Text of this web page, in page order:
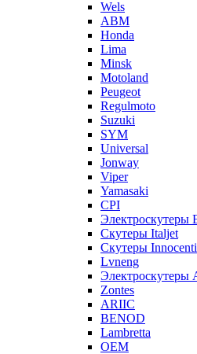
Wels
ABM
Honda
Lima
Minsk
Motoland
Peugeot
Regulmoto
Suzuki
SYM
Universal
Jonway
Viper
Yamasaki
CPI
Электроскутеры
Скутеры Italjet
Скутеры Innocenti
Lvneng
Электроскутеры
Zontes
ARIIC
BENOD
Lambretta
OEM